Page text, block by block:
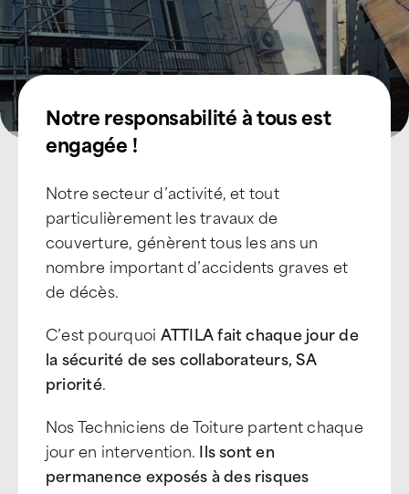
Notre responsabilité à tous est
engagée !
Notre secteur d’activité, et tout
particulièrement les travaux de
couverture, génèrent tous les ans un
nombre important d’accidents graves et
de décès.
C’est pourquoi ATTILA fait chaque jour de
la sécurité de ses collaborateurs, SA
priorité.
Nos Techniciens de Toiture partent chaque
jour en intervention. Ils sont en
permanence exposés à des risques